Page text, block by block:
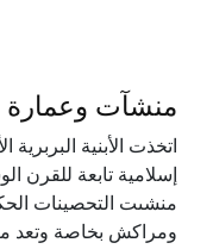
منشآت وعمارة
اتخذت الأبنية
إسلامية تابعة
منشىت التحصينات
ومراكش بخاصة وتعد